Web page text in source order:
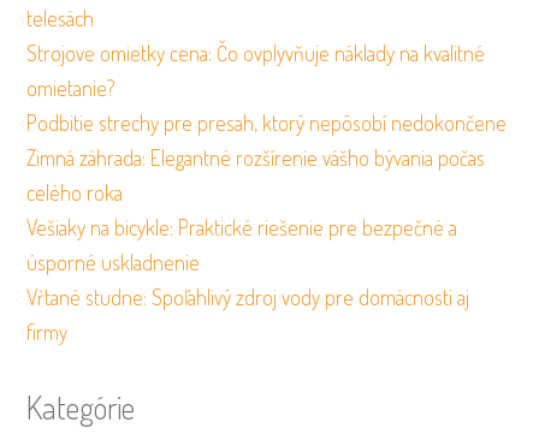
telesách
Strojove omietky cena: Čo ovplyvňuje náklady na kvalitné
omietanie?
Podbitie strechy pre presah, ktorý nepôsobí nedokončene
Zimná záhrada: Elegantné rozšírenie vášho bývania počas
celého roka
Vešiaky na bicykle: Praktické riešenie pre bezpečné a
úsporné uskladnenie
Vŕtané studne: Spoľahlivý zdroj vody pre domácnosti aj
firmy
Kategórie